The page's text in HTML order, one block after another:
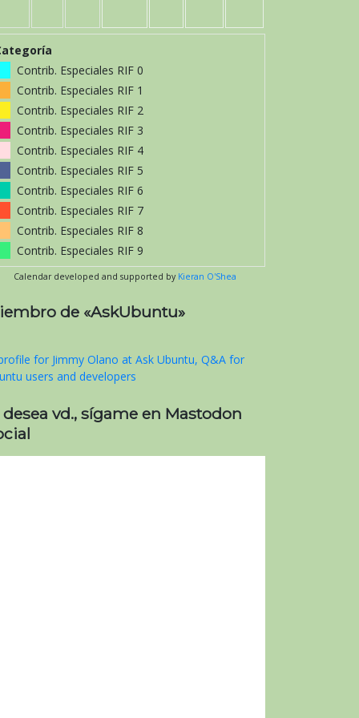
Contrib. Especiales RIF 0
Contrib. Especiales RIF 1
Contrib. Especiales RIF 2
Contrib. Especiales RIF 3
Contrib. Especiales RIF 4
Contrib. Especiales RIF 5
Contrib. Especiales RIF 6
Contrib. Especiales RIF 7
Contrib. Especiales RIF 8
Contrib. Especiales RIF 9
Calendar developed and supported by Kieran O'Shea
de «AskUbuntu»
desea vd., sígame en Mastodon